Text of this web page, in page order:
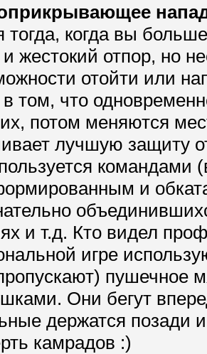
тогда, когда вы
жестокий отпор, но
отойти или
том, что
потом меняются
лучшую защиту
командами
и
и т.д. Кто видел
игре
пушечное
Они бегут
держатся позади
камрадов :)